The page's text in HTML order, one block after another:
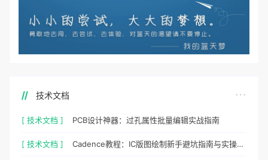
技术文档
[ 技术文档 ] PCB设计神器：过孔属性批量编辑实战指南
[ 技术文档 ] Cadence教程：IC版图绘制新手避坑指南与实操细节